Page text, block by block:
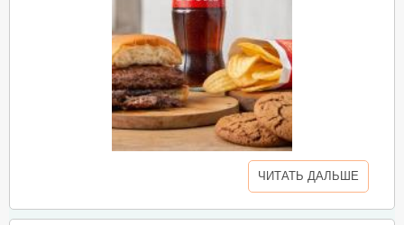
ЧИТАТЬ ДАЛЬШЕ